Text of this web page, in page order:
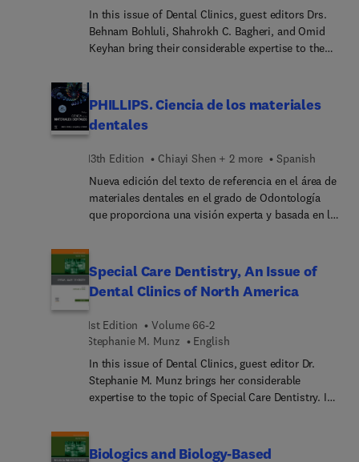
In this issue of Dental Clinics, guest editors Drs.
Behnam Bohluli, Shahrokh C. Bagheri, and Omid
Keyhan bring their considerable expertise to the
tailored plan that reflects their unique needs and
everything from the basics of treatment planning
a discussion from three masters of the craft.
PHILLIPS. Ciencia de los materiales
dentales
13th Edition Chiayi Shen + 2 more
Spanish
Nueva edición del texto de referencia en el área de
materiales dentales en el grado de Odontología
que proporciona una visión experta y basada en la
se estructura en 5 grandes secciones que incluyen
un total de 20 capítulos. Cada capítulo se inicia
con un pequeño índice y un cuadro de palabras
largo del texto de capítulo se intercalan preguntas
cortas que pretenden estimular la reflexión y
enfatizar los concepto más relevantes. La nueva
edición cuenta con la incorporación de tres
capítulos muy novedosos tales como: 1)
clínica sobre restauraciones. Así mismo, se ha
Special Care Dentistry, An Issue of
Dental Clinics of North America
1st Edition
Volume 66-2
Stephanie M. Munz
English
In this issue of Dental Clinics, guest editor Dr.
Stephanie M. Munz brings her considerable
expertise to the topic of Special Care Dentistry. In
cognitive, physical, medical, or developmental
Biologics and Biology-Based